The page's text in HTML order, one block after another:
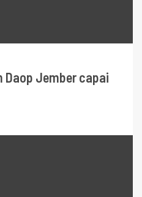
Jember capai